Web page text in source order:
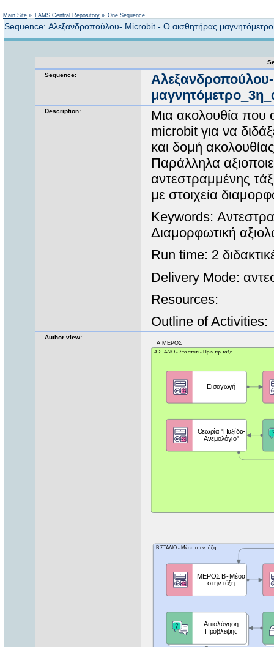
Main Site » LAMS Central Repository » One Sequence
Sequence: Αλεξανδροπούλου- Microbit - Ο αισθητήρας
Sequence:
Description:
Μια ακολουθία που
microbit για να
και δομή
Παράλληλα
αντεστραμμένης
με στοιχεία
Keywords:
Διαμορφωτική
Run time: 2
Delivery Mode:
Resources:
Outline of Activities:
Author view: